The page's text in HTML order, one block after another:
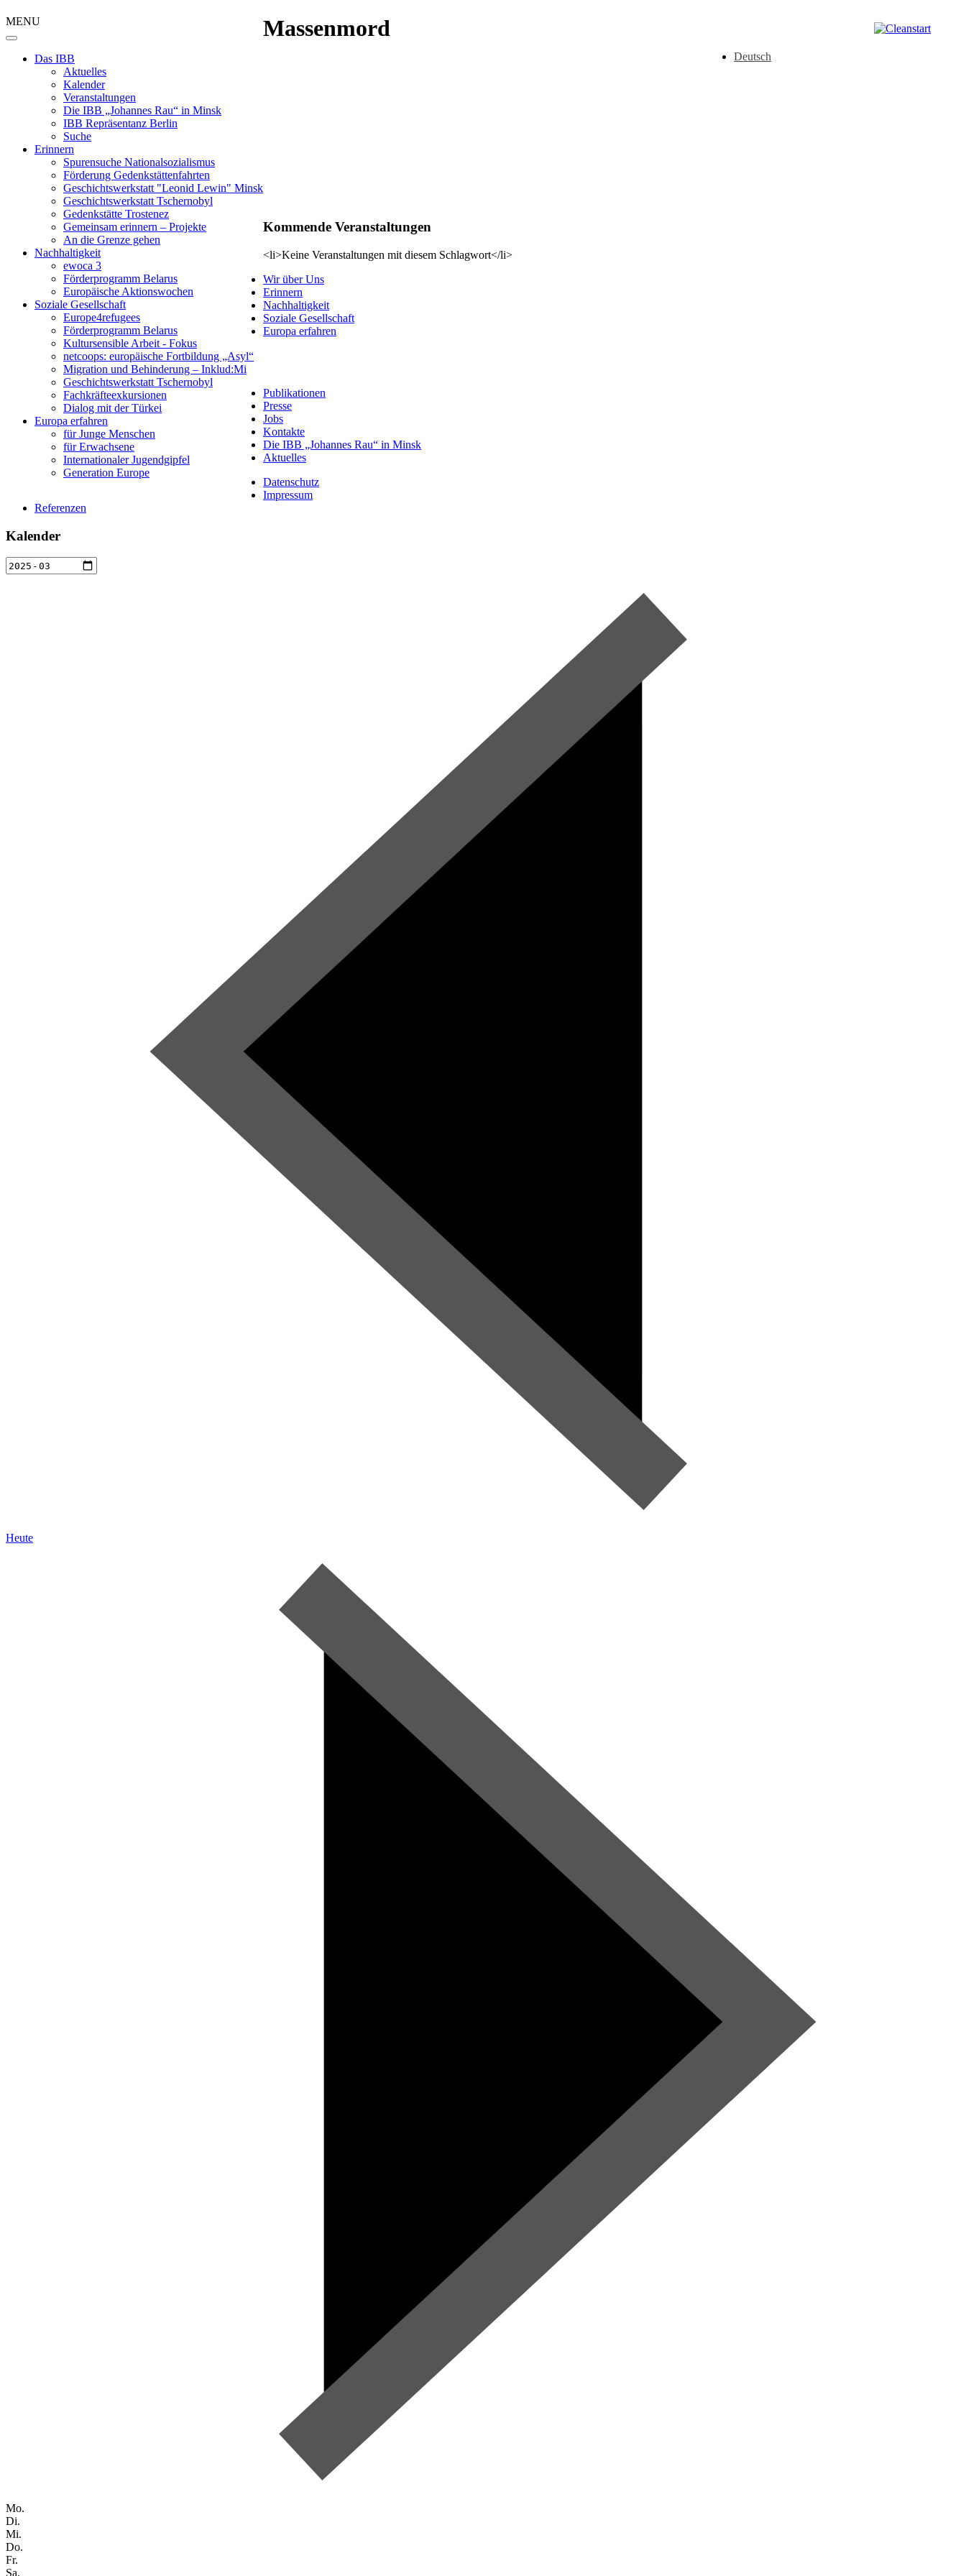
Deutsch
MENU
Das IBB
Aktuelles
Kalender
Veranstaltungen
Die IBB „Johannes Rau“ in Minsk
IBB Repräsentanz Berlin
Suche
Erinnern
Spurensuche Nationalsozialismus
Förderung Gedenkstättenfahrten
Geschichtswerkstatt "Leonid Lewin" Minsk
Geschichtswerkstatt Tschernobyl
Gedenkstätte Trostenez
Gemeinsam erinnern – Projekte
An die Grenze gehen
Nachhaltigkeit
ewoca 3
Förderprogramm Belarus
Europäische Aktionswochen
Soziale Gesellschaft
Europe4refugees
Förderprogramm Belarus
Kultursensible Arbeit - Fokus
netcoops: europäische Fortbildung „Asyl“
Migration und Behinderung – Inklud:Mi
Geschichtswerkstatt Tschernobyl
Fachkräfteexkursionen
Dialog mit der Türkei
Europa erfahren
für Junge Menschen
für Erwachsene
Internationaler Jugendgipfel
Generation Europe
Massenmord
Kommende Veranstaltungen
<li>Keine Veranstaltungen mit diesem Schlagwort</li>
Wir über Uns
Erinnern
Nachhaltigkeit
Soziale Gesellschaft
Europa erfahren
Publikationen
Presse
Jobs
Kontakte
Die IBB „Johannes Rau“ in Minsk
Aktuelles
Datenschutz
Impressum
Referenzen
Kalender
Heute
Mo.
Di.
Mi.
Do.
Fr.
Sa.